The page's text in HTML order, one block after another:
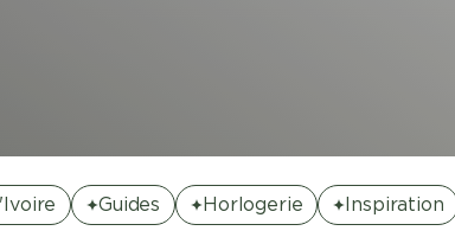
Guides Horlogerie Inspiration